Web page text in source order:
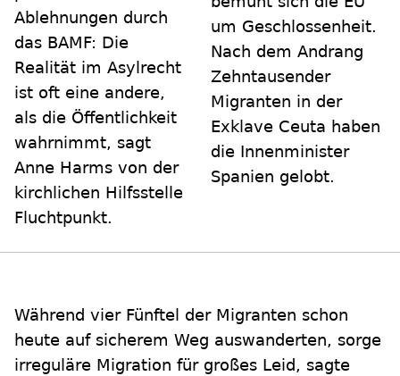
Ablehnungen durch
das BAMF: Die
Realität im Asylrecht
ist oft eine andere,
als die Öffentlichkeit
wahrnimmt, sagt
Anne Harms von der
kirchlichen Hilfsstelle
Fluchtpunkt.
um Geschlossenheit.
Nach dem Andrang
Zehntausender
Migranten in der
Exklave Ceuta haben
die Innenminister
Spanien gelobt.
Während vier Fünftel der Migranten schon
heute auf sicherem Weg auswanderten, sorge
irreguläre Migration für großes Leid, sagte